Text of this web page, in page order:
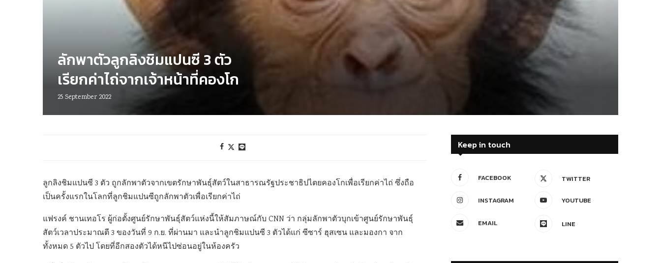
ลักพาตัวลูกลิงชิมแปนซี 3 ตัว
เรียกค่าไถ่จากเจ้าหน้าที่คองโก
25 September 2022
ลูกลิงชิมแปนซี 3 ตัว ถูกลักพาตัวจากเขตรักษาพันธุ์สัตว์ในสาธารณรัฐประชาธิปไตยคองโกเพื่อเรียกค่าไถ่ ซึ่งถือ
เป็นครั้งแรกในโลกที่ลูกชิมแปนซีถูกลักพาตัวเพื่อเรียกค่าไถ่
แฟรงค์ ชานเทอโร ผู้ก่อตั้งศูนย์รักษาพันธุ์สัตว์แห่งนี้ให้สัมภาษณ์กับ CNN ว่า กลุ่มลักพาตัวบุกเข้าศูนย์รักษาพันธุ์
สัตว์เวลาประมาณตี 3 ของวันที่ 9 ก.ย. ที่ผ่านมา และนำลูกชิมแปนซี 3 ตัวได้แก่ ซีซาร์ ฮุสเซน และมองกา จาก
ทั้งหมด 5 ตัวไป โดยที่อีกสองตัวได้หนีไปซ่อนอยู่ในห้องครัว
Keep in touch
FACEBOOK TWITTER
INSTAGRAM YOUTUBE
EMAIL LINE